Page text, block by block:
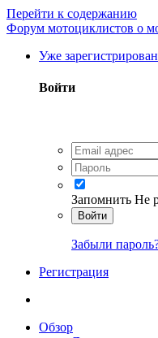
Перейти к содержанию
Форум мотоциклистов о
Уже
Войти
Запомнить Не
Войти
Забыли
Регистрация
Обзор